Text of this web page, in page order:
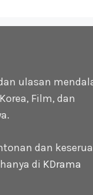
ulasan
Film, dan
dan
di KDrama